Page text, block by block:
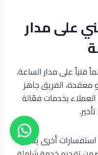
على مدار
فنياً على مدار الساعة.
الفريق جاهز
بخدمات فعّالة
استفسارات أخرى يمكن